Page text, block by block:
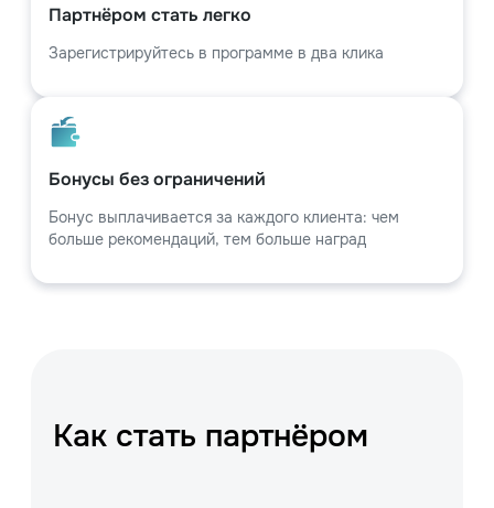
Партнёром стать легко
Зарегистрируйтесь в программе в два клика
Бонусы без ограничений
Бонус выплачивается за каждого клиента: чем
больше рекомендаций, тем больше наград
Как стать партнёром